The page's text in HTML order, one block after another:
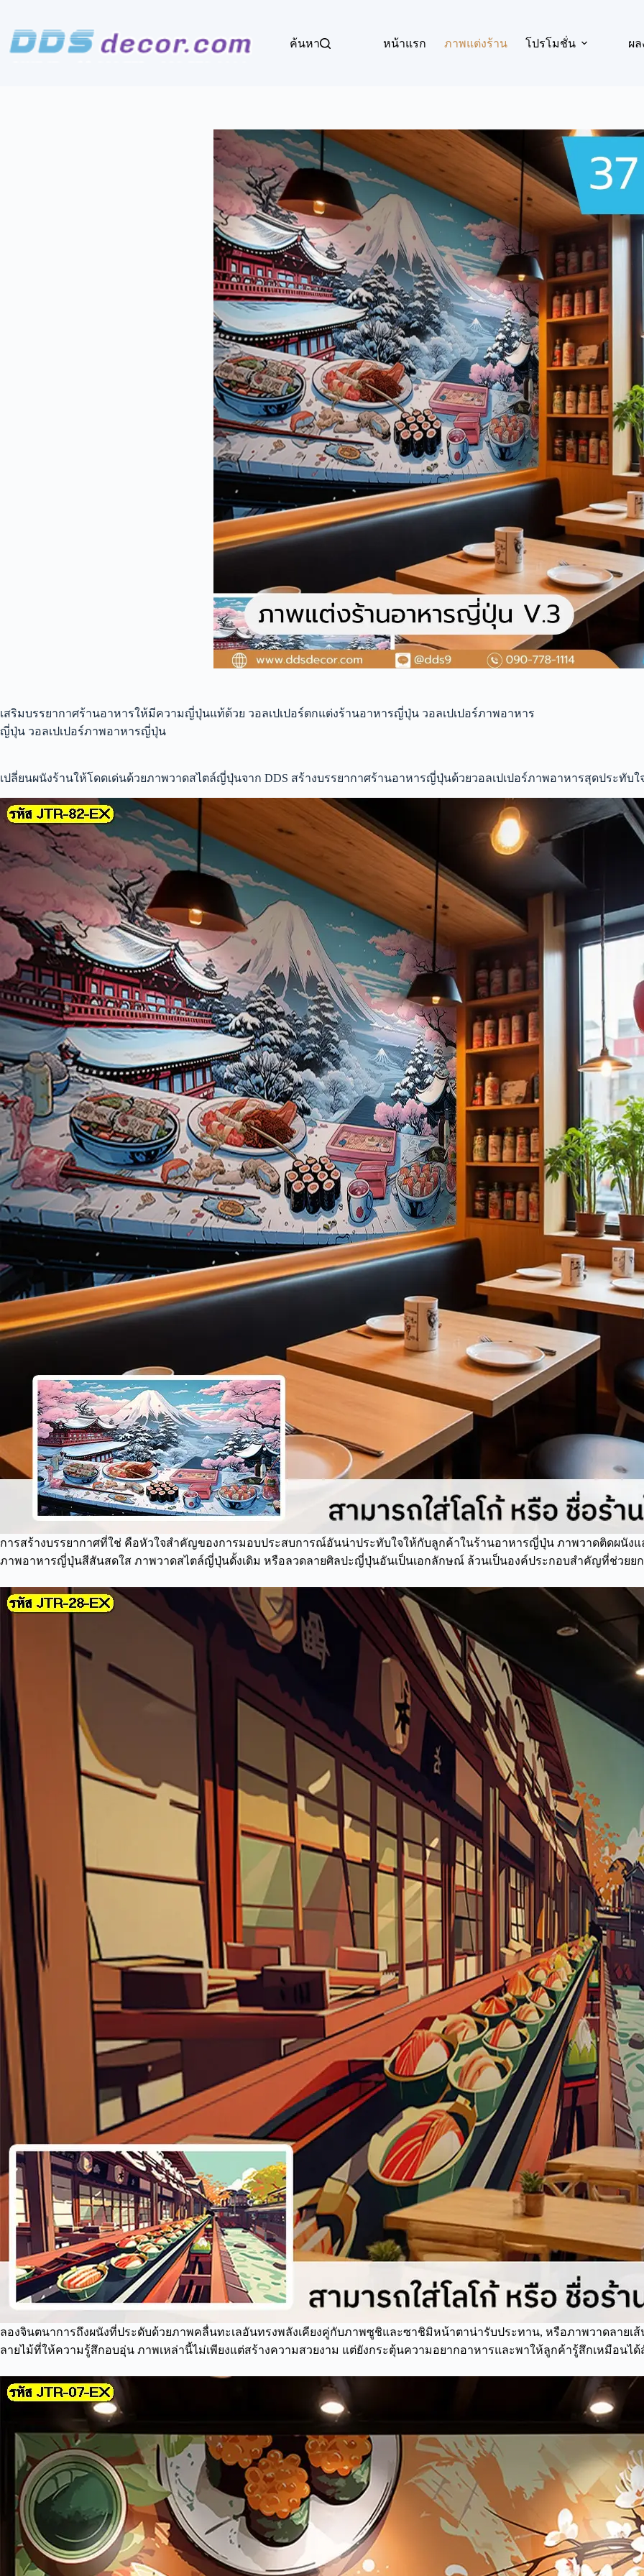
content
ค้นหา
หน้าแรก ภาพแต่งร้าน โปรโมชั่น ผ
เสริมบรรยากาศร้านอาหารให้มีความญี่ปุ่นแท้ด้วย วอลเปเปอร์ตกแต่งร้านอาหารญี่ปุ่น วอลเปเปอร์ภาพอาหาร
ญี่ปุ่น วอลเปเปอร์ภาพอาหารญี่ปุ่น
เปลี่ยนผนังร้านให้โดดเด่นด้วยภาพวาดสไตล์ญี่ปุ่นจาก DDS สร้างบรรยากาศร้านอาหารญี่ปุ่นด้วยวอลเปเปอร์ภาพอาหารสุดประทับใ
การสร้างบรรยากาศที่ใช่ คือหัวใจสำคัญของการมอบประสบการณ์อันน่าประทับใจให้กับลูกค้าในร้านอาหารญี่ปุ่น ภาพวาดติดผนัง
ภาพอาหารญี่ปุ่นสีสันสดใส ภาพวาดสไตล์ญี่ปุ่นดั้งเดิม หรือลวดลายศิลปะญี่ปุ่นอันเป็นเอกลักษณ์ ล้วนเป็นองค์ประกอบสำคัญที่ช่วย
ลองจินตนาการถึงผนังที่ประดับด้วยภาพคลื่นทะเลอันทรงพลังเคียงคู่กับภาพซูชิและซาชิมิหน้าตาน่ารับประทาน, หรือภาพวาดลาย
ลายไม้ที่ให้ความรู้สึกอบอุ่น ภาพเหล่านี้ไม่เพียงแต่สร้างความสวยงาม แต่ยังกระตุ้นความอยากอาหารและพาให้ลูกค้ารู้สึกเหมือนไ